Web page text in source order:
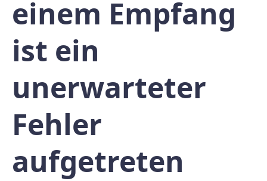
einem Empfang
ist ein
unerwarteter
Fehler
aufgetreten